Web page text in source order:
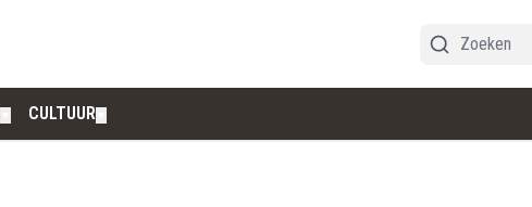
CULTUUR